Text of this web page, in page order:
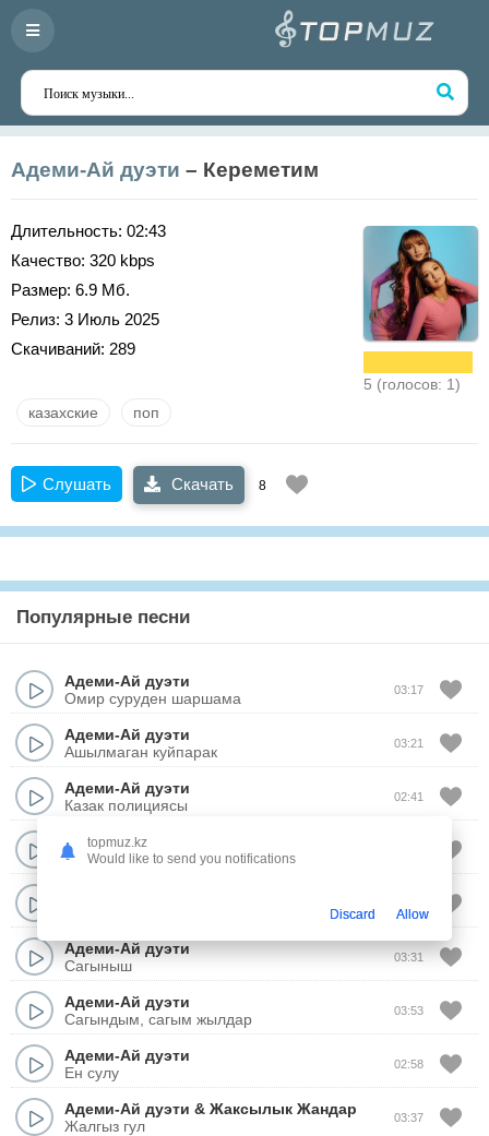
Адеми-Ай дуэти – Кереметим
Длительность: 02:43
Качество: 320 kbps
Размер: 6.9 Мб.
Релиз: 3 Июль 2025
Скачиваний: 289
5 (голосов: 1)
казахские поп
Слушать Скачать 8
Популярные песни
Адеми-Ай дуэти
Омир суруден шаршама
03:17
Адеми-Ай дуэти
Ашылмаган куйпарак
03:21
Адеми-Ай дуэти
Казак полициясы
02:41
Адеми-Ай дуэти
Жендим барин
Адеми-Ай дуэти
Сагыныш
03:31
Адеми-Ай дуэти
Сагындым, сагым жылдар
03:53
Адеми-Ай дуэти
Ен сулу
02:58
Адеми-Ай дуэти & Жаксылык Жандар
Жалгыз гул
03:37
topmuz.kz
Would like to send you notifications
Discard Allow